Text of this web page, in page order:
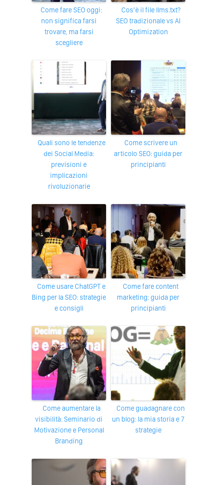
Come fare SEO oggi:
non significa farsi
trovare, ma farsi
scegliere
Cos’è il file llms.txt?
SEO tradizionale vs AI
Optimization
Quali sono le tendenze
dei Social Media:
previsioni e
implicazioni
rivoluzionarie
Come scrivere un
articolo SEO: guida per
principianti
Come usare ChatGPT e
Bing per la SEO: strategie
e consigli
Come fare content
marketing: guida per
principianti
Come aumentare la
visibilità: Seminario di
Motivazione e Personal
Branding
Come guadagnare con
un blog: la mia storia e 7
strategie